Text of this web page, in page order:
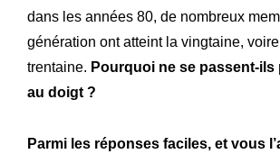
dans les années 80, de nombreux
génération ont atteint la vingtaine,
trentaine. Pourquoi ne se passent-ils
au doigt ?
Parmi les réponses faciles, et vous